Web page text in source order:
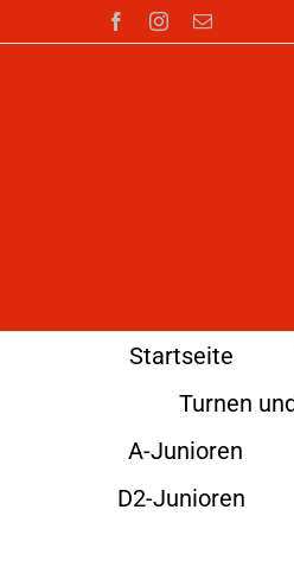
FacebookInstagram
E-
Mail
Startseite
Turnen
A-Junioren
D2-Junioren